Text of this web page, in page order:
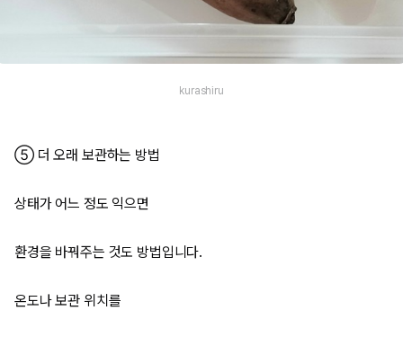
kurashiru
⑤ 더 오래 보관하는 방법
상태가 어느 정도 익으면
환경을 바꿔주는 것도 방법입니다.
온도나 보관 위치를